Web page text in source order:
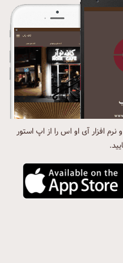
نرم افزار آی او اس را از اپ استور